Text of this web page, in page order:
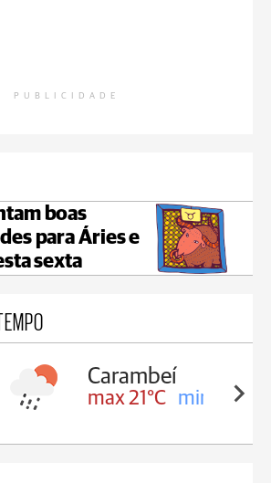
PUBLICIDADE
boas
para Áries e
sexta
Carambeí
max 21°C min 18°C